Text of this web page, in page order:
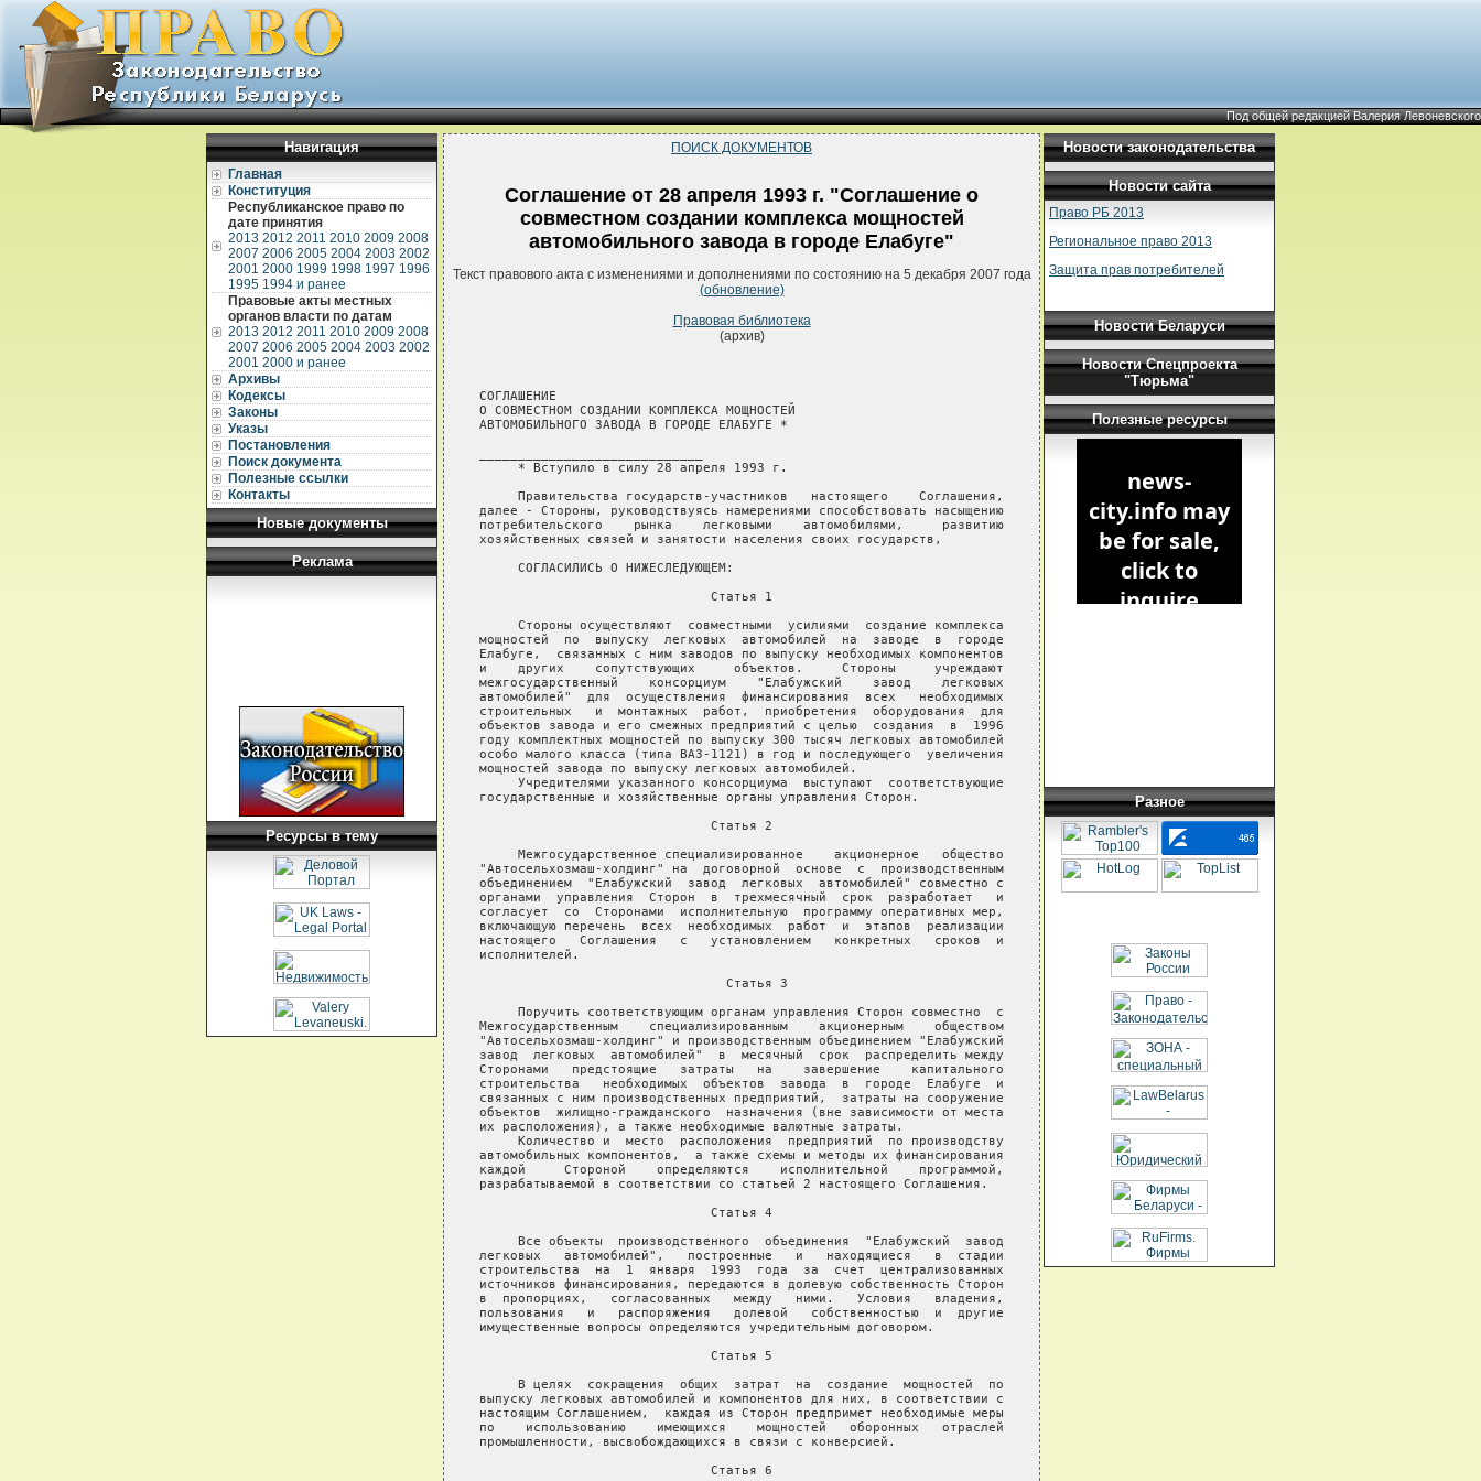
Под общей редакцией Валерия Левоневского
Навигация
Главная
Конституция
Республиканское право по
дате принятия
2013 2012 2011 2010 2009 2008
2007 2006 2005 2004 2003 2002
2001 2000 1999 1998 1997 1996
1995 1994 и ранее
Правовые акты местных
органов власти по датам
2013 2012 2011 2010 2009 2008
2007 2006 2005 2004 2003 2002
2001 2000 и ранее
Архивы
Кодексы
Законы
Указы
Постановления
Поиск документа
Полезные ссылки
Контакты
Новые документы
Реклама
Ресурсы в тему
ПОИСК ДОКУМЕНТОВ
Соглашение от 28 апреля 1993 г. "Соглашение о
совместном создании комплекса мощностей
автомобильного завода в городе Елабуге"
Текст правового акта с изменениями и дополнениями по состоянию на 5 декабря 2007 года
(обновление)
Правовая библиотека
(архив)
СОГЛАШЕНИЕ
О СОВМЕСТНОМ СОЗДАНИИ КОМПЛЕКСА МОЩНОСТЕЙ
АВТОМОБИЛЬНОГО ЗАВОДА В ГОРОДЕ ЕЛАБУГЕ *
     * Вступило в силу 28 апреля 1993 г.
     Правительства государств-участников   настоящего    Соглашения,
далее - Стороны, руководствуясь намерениями способствовать насыщению
потребительского    рынка    легковыми    автомобилями,     развитию
хозяйственных связей и занятости населения своих государств,
     СОГЛАСИЛИСЬ О НИЖЕСЛЕДУЮЩЕМ:
                              Статья 1
     Стороны осуществляют  совместными  усилиями  создание комплекса
мощностей  по  выпуску  легковых  автомобилей  на  заводе  в  городе
Елабуге,  связанных с ним заводов по выпуску необходимых компонентов
и    других    сопутствующих     объектов.     Стороны     учреждают
межгосударственный    консорциум    "Елабужский    завод    легковых
автомобилей"  для  осуществления  финансирования  всех   необходимых
строительных   и  монтажных  работ,  приобретения  оборудования  для
объектов завода и его смежных предприятий с целью  создания  в  1996
году комплектных мощностей по выпуску 300 тысяч легковых автомобилей
особо малого класса (типа ВАЗ-1121) в год и последующего  увеличения
мощностей завода по выпуску легковых автомобилей.
     Учредителями указанного консорциума  выступают  соответствующие
государственные и хозяйственные органы управления Сторон.
                              Статья 2
     Межгосударственное специализированное    акционерное   общество
"Автосельхозмаш-холдинг" на  договорной  основе  с  производственным
объединением  "Елабужский  завод  легковых  автомобилей" совместно с
органами  управления  Сторон  в  трехмесячный  срок  разработает   и
согласует  со  Сторонами  исполнительную  программу оперативных мер,
включающую перечень  всех  необходимых  работ  и  этапов  реализации
настоящего   Соглашения   с   установлением   конкретных   сроков  и
исполнителей.
                                Статья 3
     Поручить соответствующим органам управления Сторон совместно  с
Межгосударственным    специализированным    акционерным    обществом
"Автосельхозмаш-холдинг" и производственным объединением "Елабужский
завод  легковых  автомобилей"  в  месячный  срок  распределить между
Сторонами   предстоящие   затраты   на    завершение    капитального
строительства   необходимых  объектов  завода  в  городе  Елабуге  и
связанных с ним производственных предприятий,  затраты на сооружение
объектов  жилищно-гражданского  назначения (вне зависимости от места
их расположения), а также необходимые валютные затраты.
     Количество и  место  расположения  предприятий  по производству
автомобильных компонентов,  а также схемы и методы их финансирования
каждой     Стороной    определяются    исполнительной    программой,
разрабатываемой в соответствии со статьей 2 настоящего Соглашения.
                              Статья 4
     Все объекты  производственного  объединения  "Елабужский  завод
легковых   автомобилей",   построенные   и   находящиеся   в  стадии
строительства  на  1  января  1993  года  за  счет  централизованных
источников финансирования, передаются в долевую собственность Сторон
в  пропорциях,   согласованных   между   ними.   Условия   владения,
пользования   и   распоряжения   долевой   собственностью  и  другие
имущественные вопросы определяются учредительным договором.
                              Статья 5
     В целях  сокращения  общих  затрат  на  создание  мощностей  по
выпуску легковых автомобилей и компонентов для них, в соответствии с
настоящим Соглашением,  каждая из Сторон предпримет необходимые меры
по    использованию    имеющихся    мощностей   оборонных   отраслей
промышленности, высвобождающихся в связи с конверсией.
                              Статья 6
Новости законодательства
Новости сайта
Право РБ 2013
Региональное право 2013
Защита прав потребителей
Новости Беларуси
Новости Спецпроекта
"Тюрьма"
Полезные ресурсы
Разное